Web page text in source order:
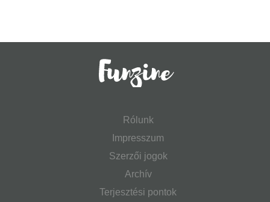
Rólunk
Impresszum
Szerzői jogok
Archív
Terjesztési pontok